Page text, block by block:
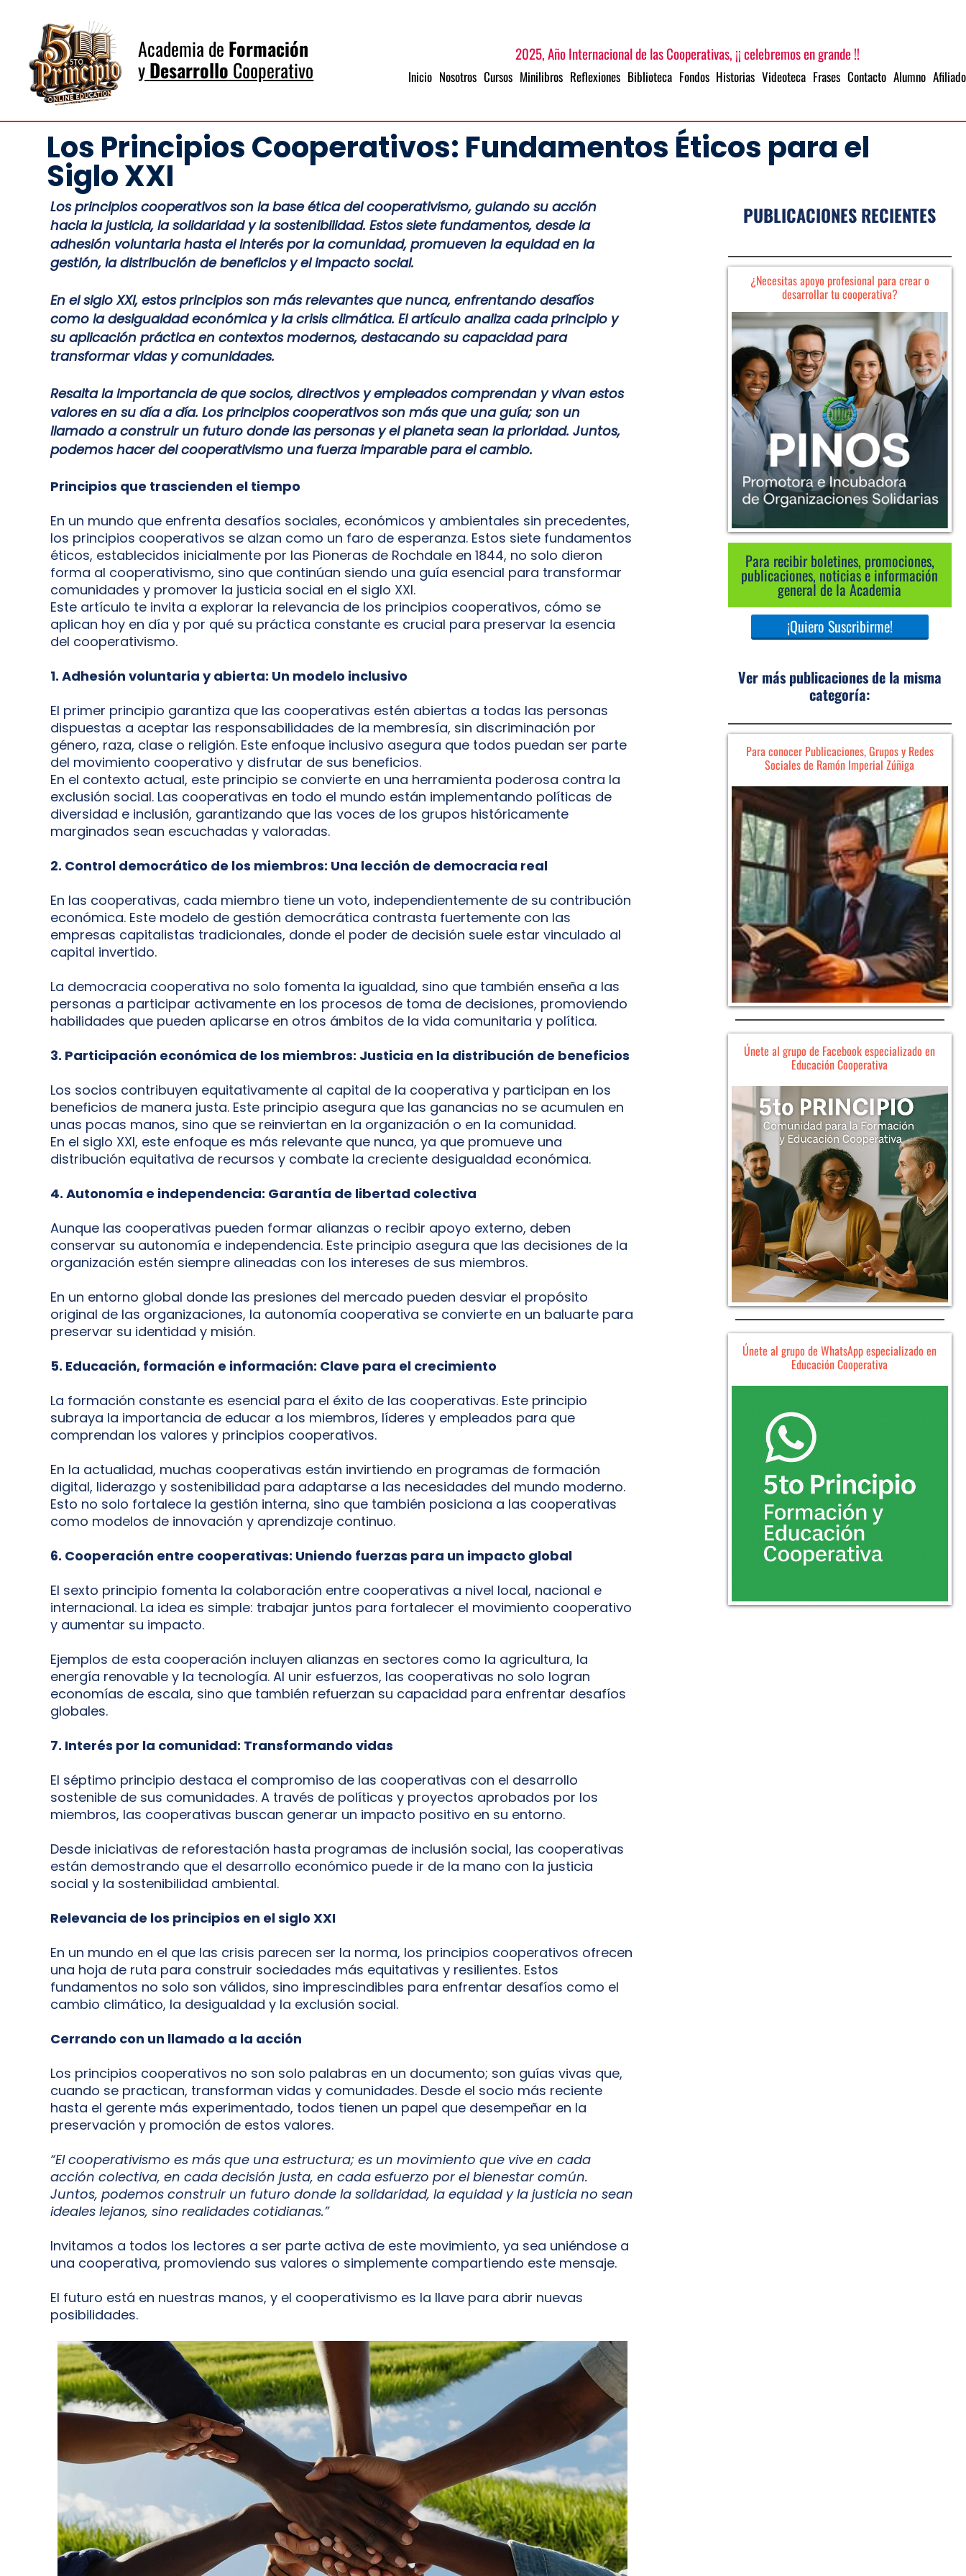
Academia de Formación
yDesarrollo Cooperativo
2025, Año Internacional de las Cooperativas, ¡¡ celebremos en grande !!
Inicio Nosotros Cursos Minilibros Reflexiones Biblioteca Fondos Historias Videoteca Frases Contacto Alumno Afiliado
Los Principios Cooperativos: Fundamentos Éticos para el
Siglo XXI
Los principios cooperativos son la base ética del cooperativismo, guiando su acción
hacia la justicia, la solidaridad y la sostenibilidad. Estos siete fundamentos, desde la
adhesión voluntaria hasta el interés por la comunidad, promueven la equidad en la
gestión, la distribución de beneficios y el impacto social.
En el siglo XXI, estos principios son más relevantes que nunca, enfrentando desafíos
como la desigualdad económica y la crisis climática. El artículo analiza cada principio y
su aplicación práctica en contextos modernos, destacando su capacidad para
transformar vidas y comunidades.
Resalta la importancia de que socios, directivos y empleados comprendan y vivan estos
valores en su día a día. Los principios cooperativos son más que una guía; son un
llamado a construir un futuro donde las personas y el planeta sean la prioridad. Juntos,
podemos hacer del cooperativismo una fuerza imparable para el cambio.
Principios que trascienden el tiempo
En un mundo que enfrenta desafíos sociales, económicos y ambientales sin precedentes,
los principios cooperativos se alzan como un faro de esperanza. Estos siete fundamentos
éticos, establecidos inicialmente por las Pioneras de Rochdale en 1844, no solo dieron
forma al cooperativismo, sino que continúan siendo una guía esencial para transformar
comunidades y promover la justicia social en el siglo XXI.
Este artículo te invita a explorar la relevancia de los principios cooperativos, cómo se
aplican hoy en día y por qué su práctica constante es crucial para preservar la esencia
del cooperativismo.
1. Adhesión voluntaria y abierta: Un modelo inclusivo
El primer principio garantiza que las cooperativas estén abiertas a todas las personas
dispuestas a aceptar las responsabilidades de la membresía, sin discriminación por
género, raza, clase o religión. Este enfoque inclusivo asegura que todos puedan ser parte
del movimiento cooperativo y disfrutar de sus beneficios.
En el contexto actual, este principio se convierte en una herramienta poderosa contra la
exclusión social. Las cooperativas en todo el mundo están implementando políticas de
diversidad e inclusión, garantizando que las voces de los grupos históricamente
marginados sean escuchadas y valoradas.
2. Control democrático de los miembros: Una lección de democracia real
En las cooperativas, cada miembro tiene un voto, independientemente de su contribución
económica. Este modelo de gestión democrática contrasta fuertemente con las
empresas capitalistas tradicionales, donde el poder de decisión suele estar vinculado al
capital invertido.
La democracia cooperativa no solo fomenta la igualdad, sino que también enseña a las
personas a participar activamente en los procesos de toma de decisiones, promoviendo
habilidades que pueden aplicarse en otros ámbitos de la vida comunitaria y política.
3. Participación económica de los miembros: Justicia en la distribución de beneficios
Los socios contribuyen equitativamente al capital de la cooperativa y participan en los
beneficios de manera justa. Este principio asegura que las ganancias no se acumulen en
unas pocas manos, sino que se reinviertan en la organización o en la comunidad.
En el siglo XXI, este enfoque es más relevante que nunca, ya que promueve una
distribución equitativa de recursos y combate la creciente desigualdad económica.
4. Autonomía e independencia: Garantía de libertad colectiva
Aunque las cooperativas pueden formar alianzas o recibir apoyo externo, deben
conservar su autonomía e independencia. Este principio asegura que las decisiones de la
organización estén siempre alineadas con los intereses de sus miembros.
En un entorno global donde las presiones del mercado pueden desviar el propósito
original de las organizaciones, la autonomía cooperativa se convierte en un baluarte para
preservar su identidad y misión.
5. Educación, formación e información: Clave para el crecimiento
La formación constante es esencial para el éxito de las cooperativas. Este principio
subraya la importancia de educar a los miembros, líderes y empleados para que
comprendan los valores y principios cooperativos.
En la actualidad, muchas cooperativas están invirtiendo en programas de formación
digital, liderazgo y sostenibilidad para adaptarse a las necesidades del mundo moderno.
Esto no solo fortalece la gestión interna, sino que también posiciona a las cooperativas
como modelos de innovación y aprendizaje continuo.
6. Cooperación entre cooperativas: Uniendo fuerzas para un impacto global
El sexto principio fomenta la colaboración entre cooperativas a nivel local, nacional e
internacional. La idea es simple: trabajar juntos para fortalecer el movimiento cooperativo
y aumentar su impacto.
Ejemplos de esta cooperación incluyen alianzas en sectores como la agricultura, la
energía renovable y la tecnología. Al unir esfuerzos, las cooperativas no solo logran
economías de escala, sino que también refuerzan su capacidad para enfrentar desafíos
globales.
7. Interés por la comunidad: Transformando vidas
El séptimo principio destaca el compromiso de las cooperativas con el desarrollo
sostenible de sus comunidades. A través de políticas y proyectos aprobados por los
miembros, las cooperativas buscan generar un impacto positivo en su entorno.
Desde iniciativas de reforestación hasta programas de inclusión social, las cooperativas
están demostrando que el desarrollo económico puede ir de la mano con la justicia
social y la sostenibilidad ambiental.
Relevancia de los principios en el siglo XXI
En un mundo en el que las crisis parecen ser la norma, los principios cooperativos ofrecen
una hoja de ruta para construir sociedades más equitativas y resilientes. Estos
fundamentos no solo son válidos, sino imprescindibles para enfrentar desafíos como el
cambio climático, la desigualdad y la exclusión social.
Cerrando con un llamado a la acción
Los principios cooperativos no son solo palabras en un documento; son guías vivas que,
cuando se practican, transforman vidas y comunidades. Desde el socio más reciente
hasta el gerente más experimentado, todos tienen un papel que desempeñar en la
preservación y promoción de estos valores.
“El cooperativismo es más que una estructura; es un movimiento que vive en cada
acción colectiva, en cada decisión justa, en cada esfuerzo por el bienestar común.
Juntos, podemos construir un futuro donde la solidaridad, la equidad y la justicia no sean
ideales lejanos, sino realidades cotidianas.”
Invitamos a todos los lectores a ser parte activa de este movimiento, ya sea uniéndose a
una cooperativa, promoviendo sus valores o simplemente compartiendo este mensaje.
El futuro está en nuestras manos, y el cooperativismo es la llave para abrir nuevas
posibilidades.
PUBLICACIONES RECIENTES
¿Necesitas apoyo profesional para crear o
desarrollar tu cooperativa?
Para recibir boletines, promociones,
publicaciones, noticias e información
general de la Academia
¡Quiero Suscribirme!
Ver más publicaciones de la misma
categoría:
Para conocer Publicaciones, Grupos y Redes
Sociales de Ramón Imperial Zúñiga
Únete al grupo de Facebook especializado en
Educación Cooperativa
Únete al grupo de WhatsApp especializado en
Educación Cooperativa